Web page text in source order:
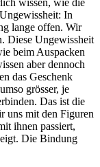
In
lange offen. Wir
Diese Ungewissheit
beim Auspacken
aber dennoch
das Geschenk
grösser, je
Das ist die
uns mit den Figuren
ihnen passiert,
Die Bindung